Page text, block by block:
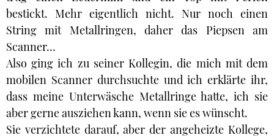
bestickt. Mehr eigentlich nicht. Nur noch einen
String mit Metallringen, daher das Piepsen am
Scanner…
Also ging ich zu seiner Kollegin, die mich mit dem
mobilen Scanner durchsuchte und ich erklärte ihr,
dass meine Unterwäsche Metallringe hatte, ich sie
aber gerne ausziehen kann, wenn sie es wünscht.
Sie verzichtete darauf, aber der angeheizte Kollege,